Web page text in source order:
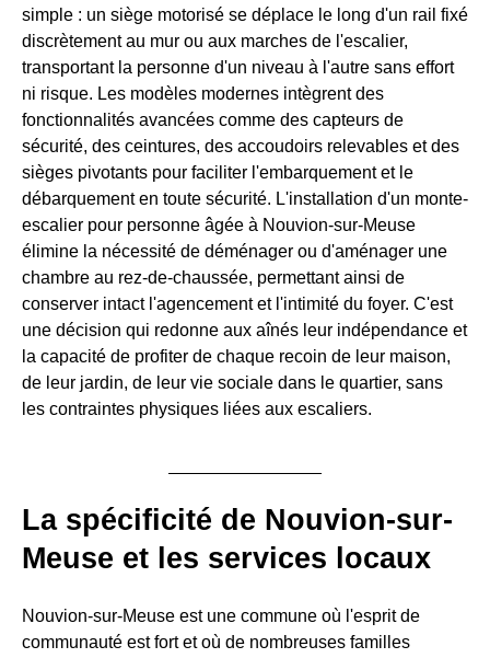
simple : un siège motorisé se déplace le long d'un rail fixé
discrètement au mur ou aux marches de l'escalier,
transportant la personne d'un niveau à l'autre sans effort
ni risque. Les modèles modernes intègrent des
fonctionnalités avancées comme des capteurs de
sécurité, des ceintures, des accoudoirs relevables et des
sièges pivotants pour faciliter l'embarquement et le
débarquement en toute sécurité. L'installation d'un monte-
escalier pour personne âgée à Nouvion-sur-Meuse
élimine la nécessité de déménager ou d'aménager une
chambre au rez-de-chaussée, permettant ainsi de
conserver intact l'agencement et l'intimité du foyer. C'est
une décision qui redonne aux aînés leur indépendance et
la capacité de profiter de chaque recoin de leur maison,
de leur jardin, de leur vie sociale dans le quartier, sans
les contraintes physiques liées aux escaliers.
La spécificité de Nouvion-sur-
Meuse et les services locaux
Nouvion-sur-Meuse est une commune où l'esprit de
communauté est fort et où de nombreuses familles